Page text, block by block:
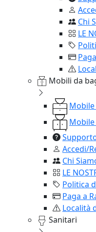
Chi
LE
Mobili da
Mobile
Mobile
Accedi/
Chi
LE
Politica
Paga a
Località
Sanitari